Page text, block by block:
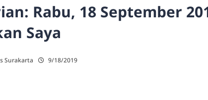
Rabu, 18 September
Saya
Surakarta 9/18/2019